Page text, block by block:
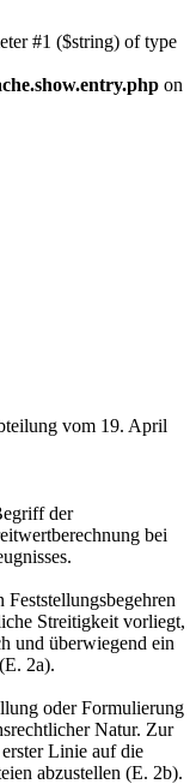
#1 ($string) of type
on
vom 19. April
der
bei
Streitigkeit vorliegt,
und überwiegend ein
2a).
oder Formulierung
Natur. Zur
Linie auf die
abzustellen (E. 2b).